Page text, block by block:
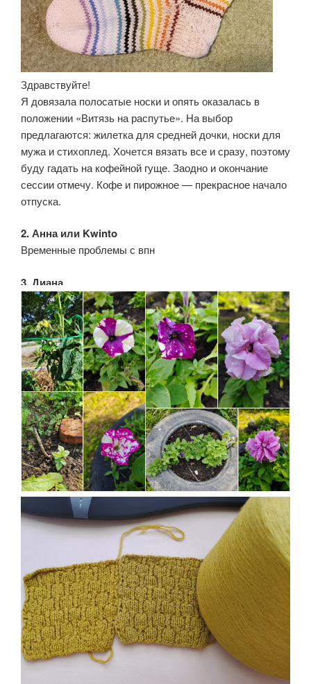
Здравствуйте!
Я довязала полосатые носки и опять оказалась в
положении «Витязь на распутье». На выбор
предлагаются: жилетка для средней дочки, носки для
мужа и стихоплед. Хочется вязать все и сразу, поэтому
буду гадать на кофейной гуще. Заодно и окончание
сессии отмечу. Кофе и пирожное — прекрасное начало
отпуска.
2. Анна или Kwinto
Временные проблемы с впн
3. Диана